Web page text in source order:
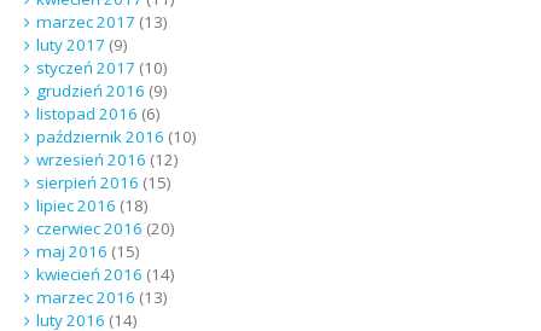
marzec 2017 (13)
luty 2017 (9)
styczeń 2017 (10)
grudzień 2016 (9)
listopad 2016 (6)
październik 2016 (10)
wrzesień 2016 (12)
sierpień 2016 (15)
lipiec 2016 (18)
czerwiec 2016 (20)
maj 2016 (15)
kwiecień 2016 (14)
marzec 2016 (13)
luty 2016 (14)